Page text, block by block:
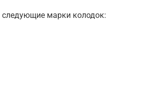
следующие марки колодок: